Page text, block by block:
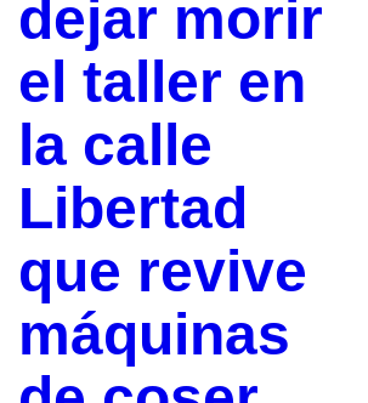
dejar morir
el taller en
la calle
Libertad
que revive
máquinas